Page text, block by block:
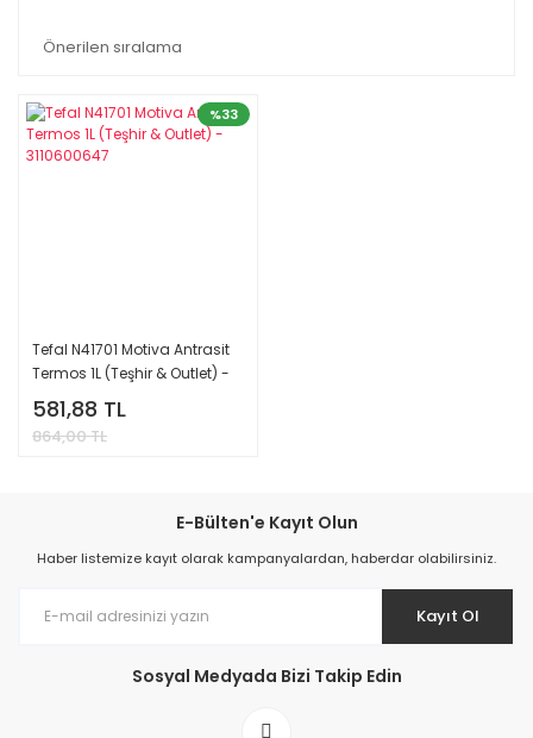
%33
Tefal N41701 Motiva Antrasit
Termos 1L (Teşhir & Outlet) -
3110600647
581,88 TL
864,00 TL
E-Bülten'e Kayıt Olun
Haber listemize kayıt olarak kampanyalardan, haberdar olabilirsiniz.
Kayıt Ol
Sosyal Medyada Bizi Takip Edin